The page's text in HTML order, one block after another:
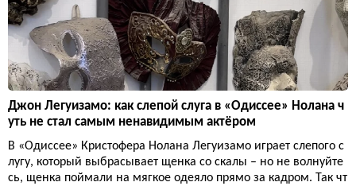
Джон Легуизамо: как слепой слуга в «Одиссее» Нолана ч
уть не стал самым ненавидимым актёром
В «Одиссее» Кристофера Нолана Легуизамо играет слепого с
лугу, который выбрасывает щенка со скалы – но не волнуйте
сь, щенка поймали на мягкое одеяло прямо за кадром. Так чт